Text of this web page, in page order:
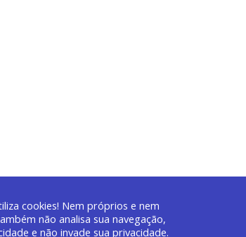
cookies! Nem próprios e nem
não analisa sua navegação,
e não invade sua privacidade.